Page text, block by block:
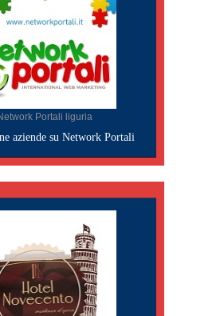
Portali liguria
aziende su Network Portali